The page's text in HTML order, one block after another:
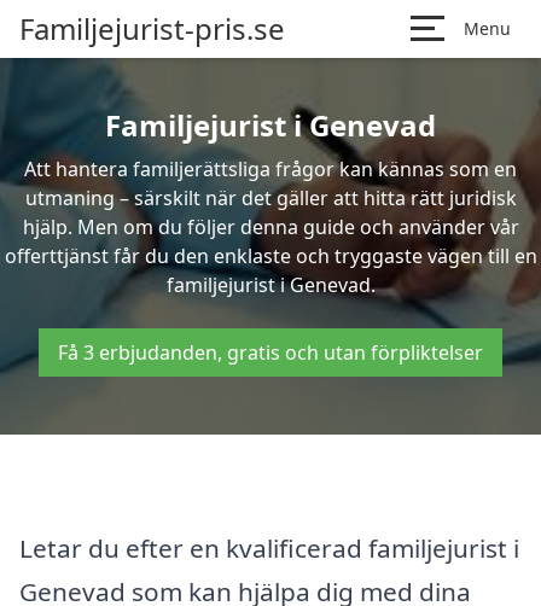
Familjejurist-pris.se Menu
Familjejurist i Genevad
Att hantera familjerättsliga frågor kan kännas som en
utmaning – särskilt när det gäller att hitta rätt juridisk
hjälp. Men om du följer denna guide och använder vår
offerttjänst får du den enklaste och tryggaste vägen till en
familjejurist i Genevad.
Få 3 erbjudanden, gratis och utan förpliktelser
Letar du efter en kvalificerad familjejurist i
Genevad som kan hjälpa dig med dina